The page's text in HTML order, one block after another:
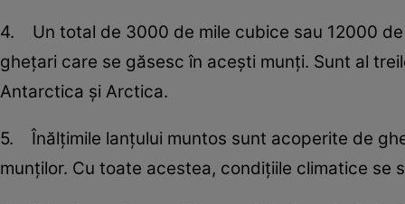
4. Un total de 3000 de mile cubice sau 12000
gheţari care se găsesc în aceşti munţi. Sunt al
Antarctica şi Arctica.
5. Înălţimile lanţului muntos sunt acoperite de
munţilor. Cu toate acestea, condiţiile climatice se